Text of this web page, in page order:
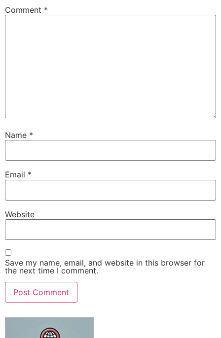
Comment *
Name *
Email *
Website
Save my name, email, and website in this browser for
the next time I comment.